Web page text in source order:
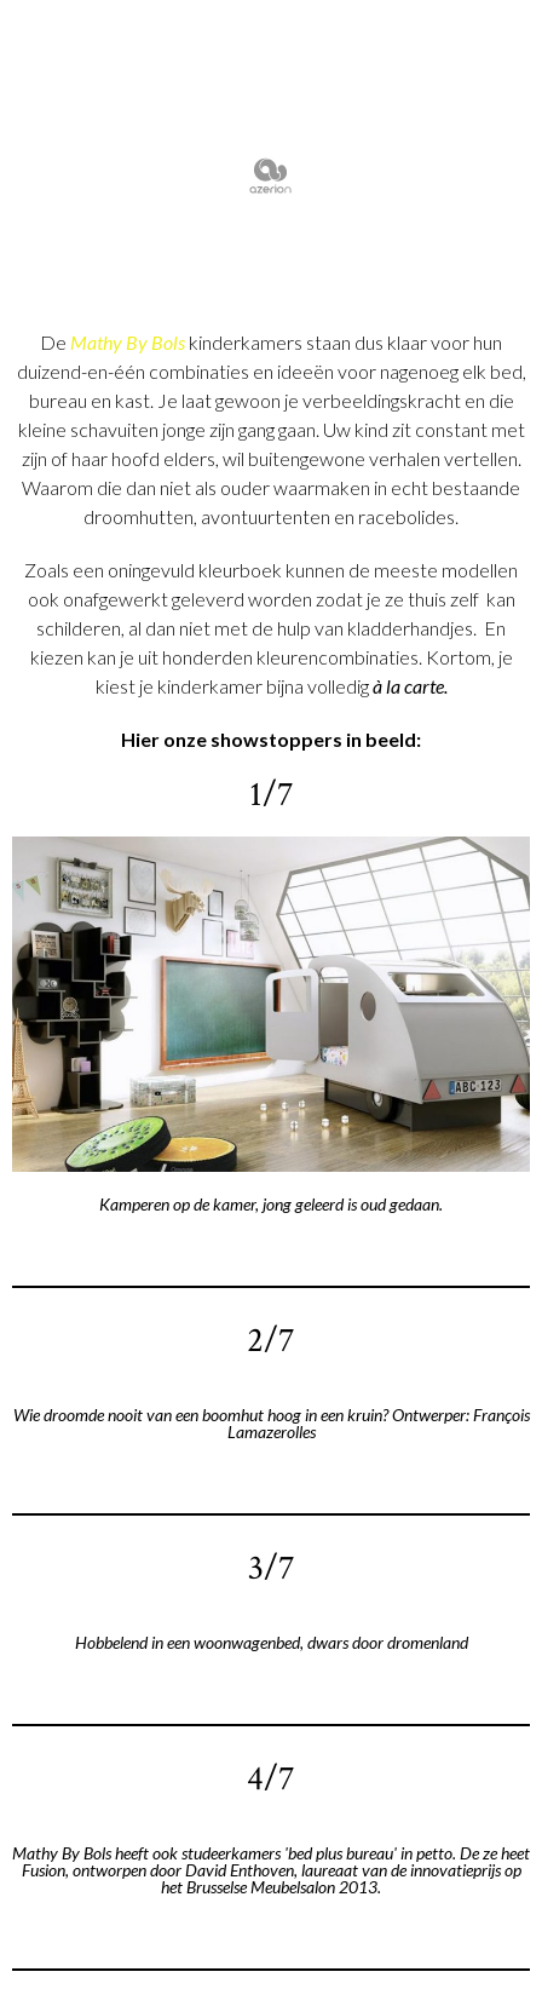
De Mathy By Bols kinderkamers staan dus klaar voor hun
duizend-en-één combinaties en ideeën voor nagenoeg elk bed,
bureau en kast. Je laat gewoon je verbeeldingskracht en die
kleine schavuiten jonge zijn gang gaan. Uw kind zit constant met
zijn of haar hoofd elders, wil buitengewone verhalen vertellen.
Waarom die dan niet als ouder waarmaken in echt bestaande
droomhutten, avontuurtenten en racebolides.
Zoals een oningevuld kleurboek kunnen de meeste modellen
ook onafgewerkt geleverd worden zodat je ze thuis zelf kan
schilderen, al dan niet met de hulp van kladderhandjes. En
kiezen kan je uit honderden kleurencombinaties. Kortom, je
kiest je kinderkamer bijna volledigà la carte.
Hier onze showstoppers in beeld:
1/7
Kamperen op de kamer, jong geleerd is oud gedaan.
2/7
Wie droomde nooit van een boomhut hoog in een kruin? Ontwerper: François
Lamazerolles
3/7
Hobbelend in een woonwagenbed, dwars door dromenland
4/7
Mathy By Bols heeft ook studeerkamers 'bed plus bureau' in petto. De ze heet
Fusion, ontworpen door David Enthoven, laureaat van de innovatieprijs op
het Brusselse Meubelsalon 2013.